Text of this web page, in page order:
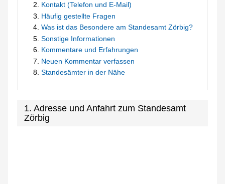
Kontakt (Telefon und E-Mail)
Häufig gestellte Fragen
Was ist das Besondere am Standesamt Zörbig?
Sonstige Informationen
Kommentare und Erfahrungen
Neuen Kommentar verfassen
Standesämter in der Nähe
1. Adresse und Anfahrt zum Standesamt
Zörbig